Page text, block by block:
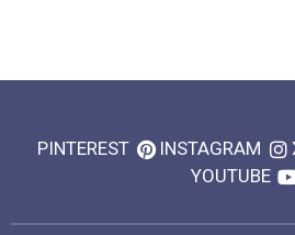
INSTAGRAM
PINTEREST
YOUTUBE